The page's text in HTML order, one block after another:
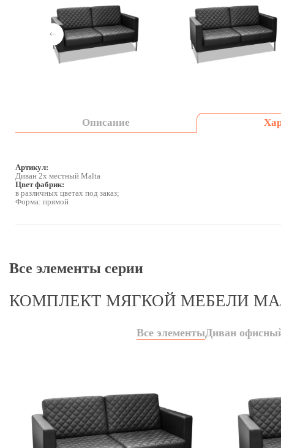
Описание
Артикул:
Диван 2х местный Malta
Цвет фабрик:
в различных цветах под заказ;
Форма: прямой
Все элементы серии
КОМПЛЕКТ МЯГКОЙ МЕБЕЛИ
Все элементыДиван